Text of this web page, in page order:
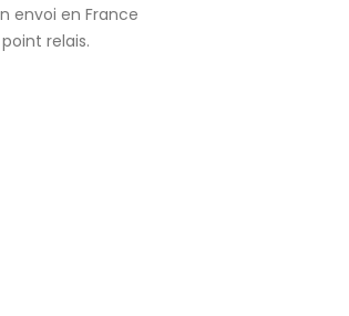
envoi en France
relais.